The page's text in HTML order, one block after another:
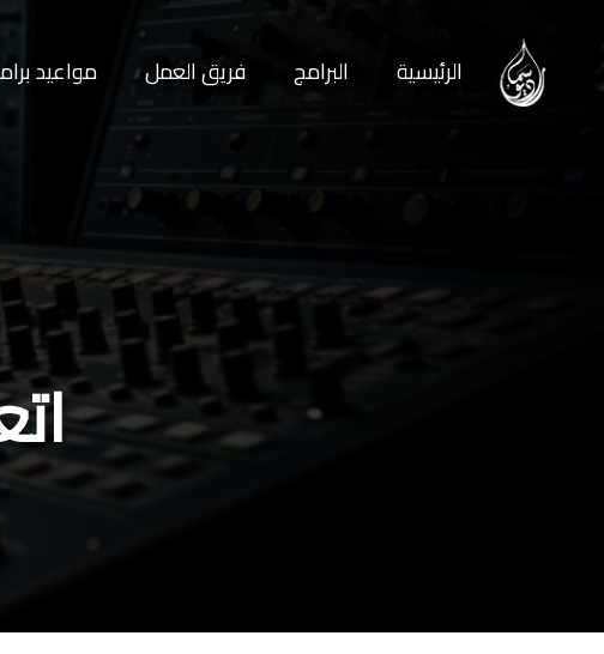
الرئيسية البرامج فريق العمل مواعيد